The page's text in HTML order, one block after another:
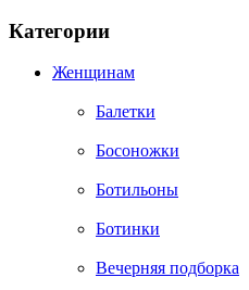
Категории
Женщинам
Балетки
Босоножки
Ботильоны
Ботинки
Вечерняя подборка